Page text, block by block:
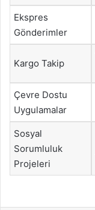
Ekspres
Gönderimler
Kargo Takip
Çevre Dostu
Uygulamalar
Sosyal
Sorumluluk
Projeleri